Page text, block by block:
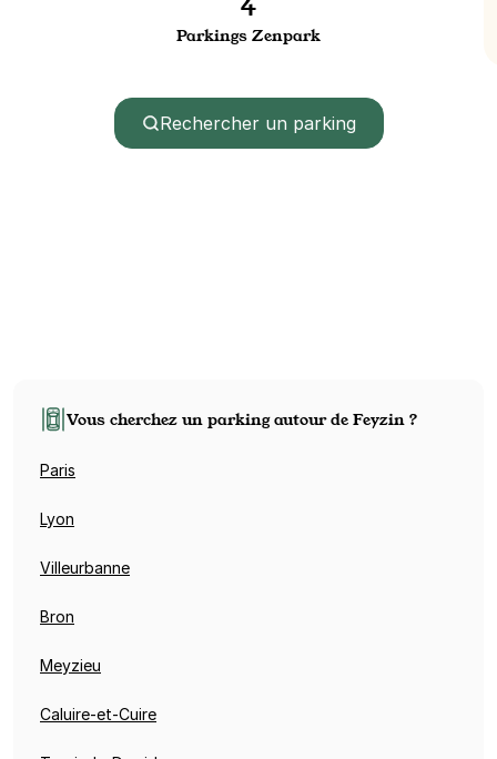
Parkings Zenpark
Rechercher un parking
Vous cherchez un parking autour de Feyzin ?
Paris
Lyon
Villeurbanne
Bron
Meyzieu
Caluire-et-Cuire